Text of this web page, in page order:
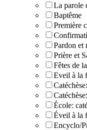
La parole
Baptême
Première
Pardon et
Prière et
Fêtes de
Eveil à la
École:
Éveil à la
Encyclo/